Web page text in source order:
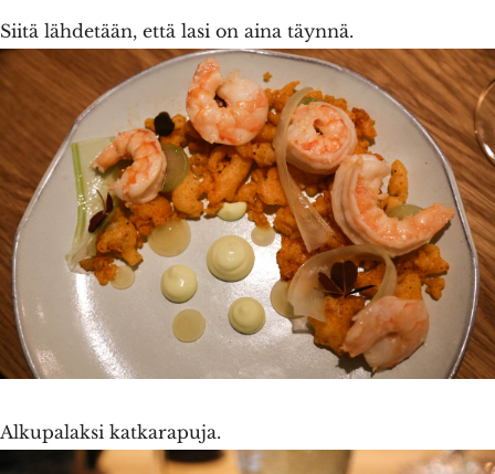
Siitä lähdetään, että lasi on aina täynnä.
Alkupalaksi katkarapuja.